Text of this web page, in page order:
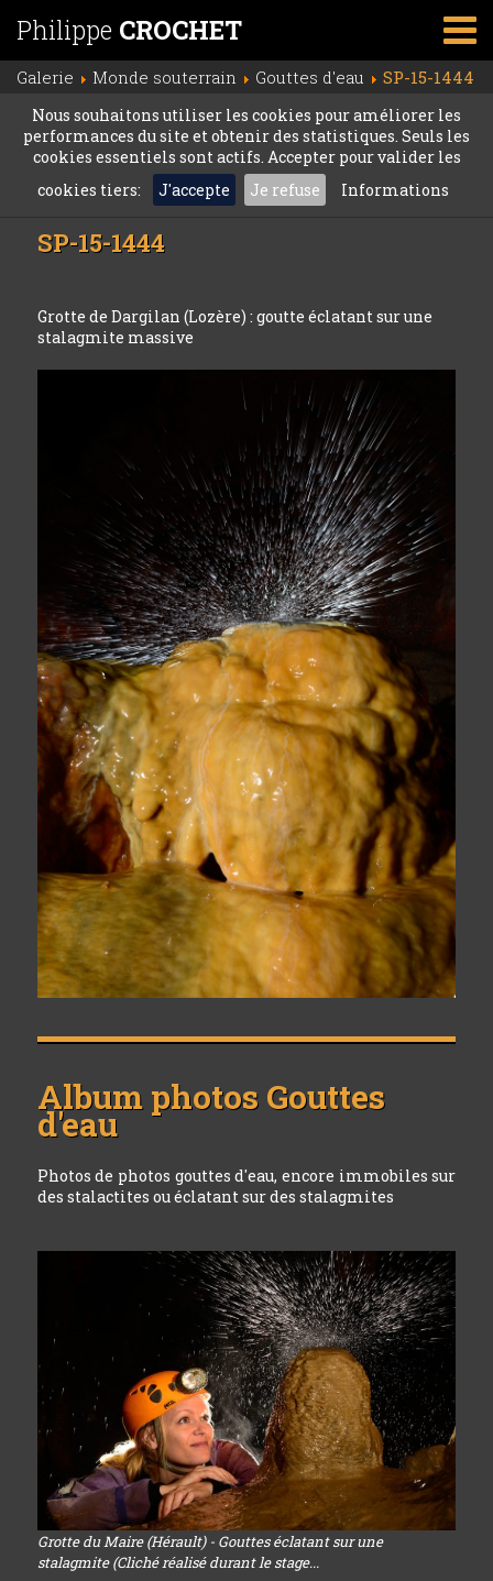
Philippe CROCHET
Galerie Monde souterrain Gouttes d'eau SP-15-1444
Nous souhaitons utiliser les cookies pour améliorer les
performances du site et obtenir des statistiques. Seuls les
cookies essentiels sont actifs. Accepter pour valider les
cookies tiers:
J'accepte Je refuse Informations
SP-15-1444
Grotte de Dargilan (Lozère) : goutte éclatant sur une
stalagmite massive
Album photos Gouttes
d'eau
Photos de photos gouttes d'eau, encore immobiles sur
des stalactites ou éclatant sur des stalagmites
Grotte du Maire (Hérault) - Gouttes éclatant sur une
stalagmite (Cliché réalisé durant le stage...